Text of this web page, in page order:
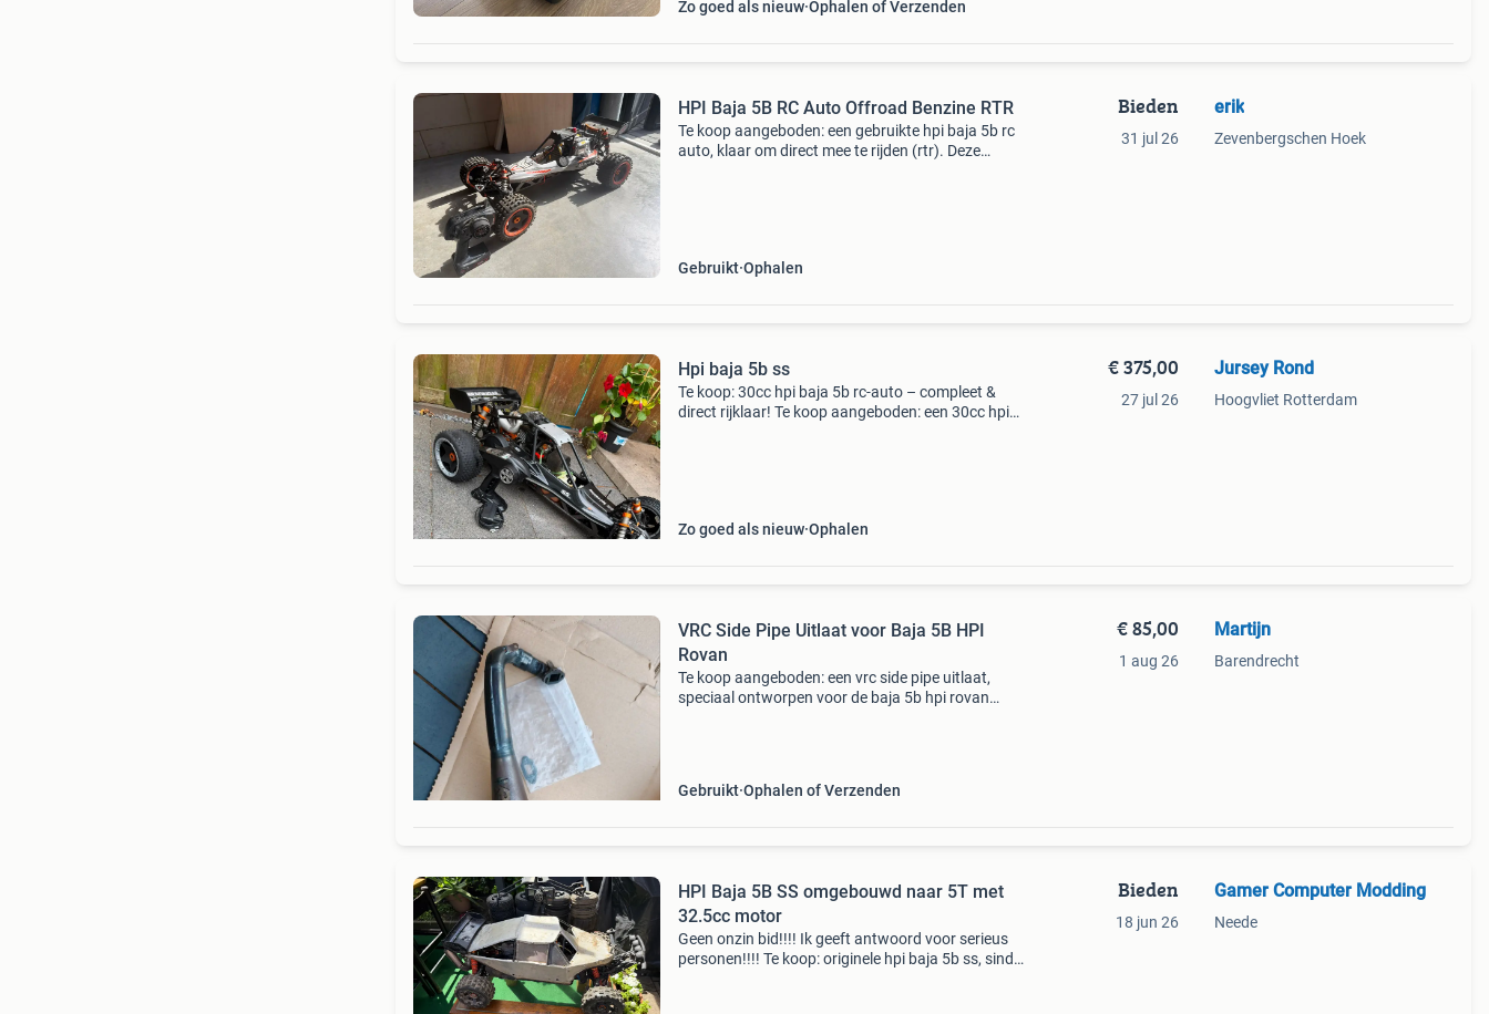
Zo goed als nieuw Ophalen of Verzenden
HPI Baja 5B RC Auto Offroad Benzine RTR
Te koop aangeboden: een gebruikte hpi baja 5b rc
auto, klaar om direct mee te rijden (rtr). Deze
Gebruikt Ophalen
Bieden
31 jul 26
erik
Zevenbergschen Hoek
Hpi baja 5b ss
Te koop: 30cc hpi baja 5b rc-auto – compleet &
direct rijklaar! Te koop aangeboden: een 30cc hpi
Zo goed als nieuw Ophalen
€ 375,00
27 jul 26
Jursey Rond
Hoogvliet Rotterdam
VRC Side Pipe Uitlaat voor Baja 5B HPI
Rovan
Te koop aangeboden: een vrc side pipe uitlaat,
speciaal ontworpen voor de baja 5b hpi rovan
Gebruikt Ophalen of Verzenden
€ 85,00
1 aug 26
Martijn
Barendrecht
HPI Baja 5B SS omgebouwd naar 5T met
32.5cc motor
Geen onzin bid!!!! Ik geeft antwoord voor serieus
personen!!!! Te koop: originele hpi baja 5b ss, sinds
Bieden
18 jun 26
Gamer Computer Modding
Neede